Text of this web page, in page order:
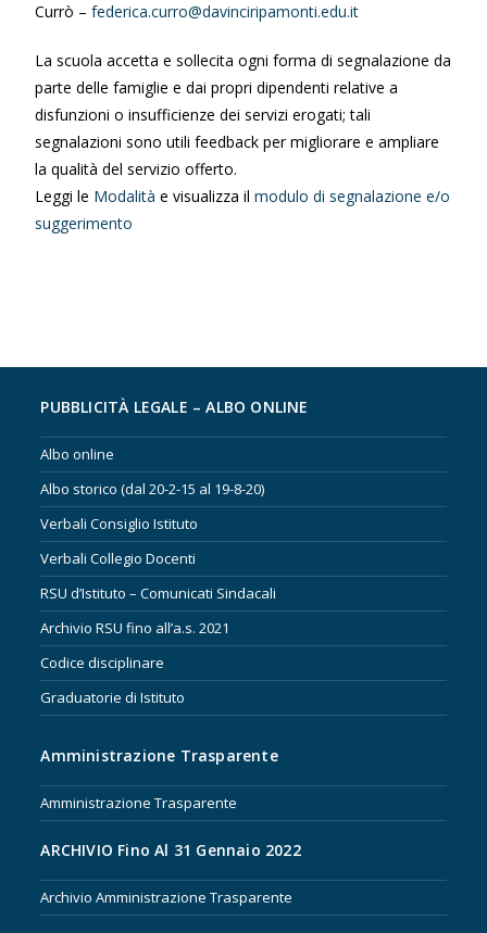
Currò –federica.curro@davinciripamonti.edu.it
La scuola accetta e sollecita ogni forma di segnalazione da
parte delle famiglie e dai propri dipendenti relative a
disfunzioni o insufficienze dei servizi erogati; tali
segnalazioni sono utili feedback per migliorare e ampliare
la qualità del servizio offerto.
Leggi le Modalità e visualizza ilmodulo di segnalazione e/o
suggerimento
PUBBLICITÀ LEGALE – ALBO ONLINE
Albo online
Albo storico (dal 20-2-15 al 19-8-20)
Verbali Consiglio Istituto
Verbali Collegio Docenti
RSU d’Istituto – Comunicati Sindacali
Archivio RSU fino all’a.s. 2021
Codice disciplinare
Graduatorie di Istituto
Amministrazione Trasparente
Amministrazione Trasparente
ARCHIVIO Fino Al 31 Gennaio 2022
Archivio Amministrazione Trasparente